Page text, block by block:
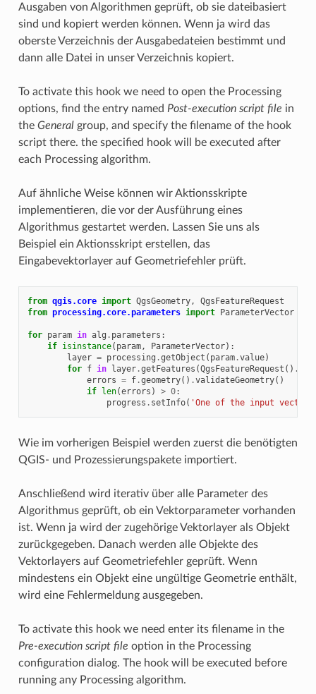
Ausgaben von Algorithmen geprüft, ob sie dateibasiert
sind und kopiert werden können. Wenn ja wird das
oberste Verzeichnis der Ausgabedateien bestimmt und
dann alle Datei in unser Verzeichnis kopiert.
To activate this hook we need to open the Processing
options, find the entry named Post-execution script file in
the Generalgroup, and specify the filename of the hook
script there. the specified hook will be executed after
each Processing algorithm.
Auf ähnliche Weise können wir Aktionsskripte
implementieren, die vor der Ausführung eines
Algorithmus gestartet werden. Lassen Sie uns als
Beispiel ein Aktionsskript erstellen, das
Eingabevektorlayer auf Geometriefehler prüft.
from qgis.core import QgsGeometry,
QgsFeatureRequest
from processing.core.parameters import ParameterVector
for param in alg . parameters :
if isinstance( param, ParameterVector):
layer = processing .getObject ( param.value)
for f in layer.getFeatures (QgsFeatureRequest () .
errors = f.geometry() .validateGeometry()
if len(errors ) > 0:
progress . setInfo( 'One of the input
Wie im vorherigen Beispiel werden zuerst die benötigten
QGIS- und Prozessierungspakete importiert.
Anschließend wird iterativ über alle Parameter des
Algorithmus geprüft, ob ein Vektorparameter vorhanden
ist. Wenn ja wird der zugehörige Vektorlayer als Objekt
zurückgegeben. Danach werden alle Objekte des
Vektorlayers auf Geometriefehler geprüft. Wenn
mindestens ein Objekt eine ungültige Geometrie enthält,
wird eine Fehlermeldung ausgegeben.
To activate this hook we need enter its filename in the
Pre-execution script file option in the Processing
configuration dialog. The hook will be executed before
running any Processing algorithm.